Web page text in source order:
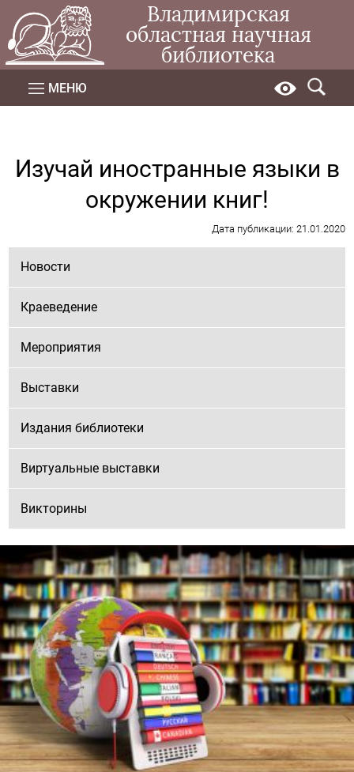
Владимирская
областная научная
библиотека
МЕНЮ
Изучай иностранные языки в
окружении книг!
Дата публикации: 21.01.2020
Новости
Краеведение
Мероприятия
Выставки
Издания библиотеки
Виртуальные выставки
Викторины